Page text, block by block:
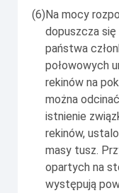
(6)Na mocy
dopuszcza
państwa
połowowych
rekinów na
można
istnienie
rekinów,
masy tusz.
opartych na
występują